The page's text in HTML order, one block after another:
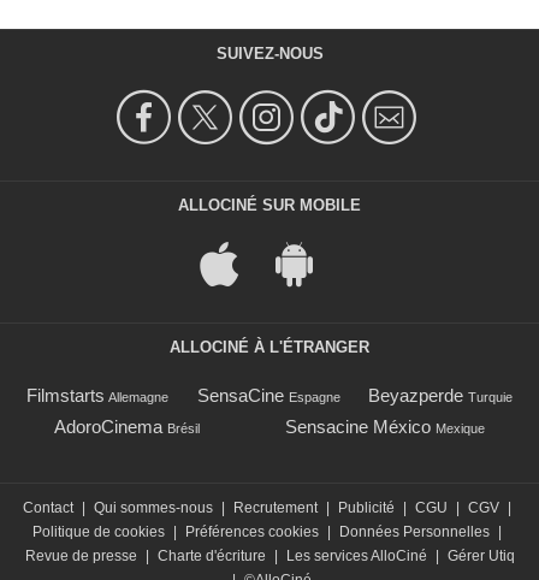
SUIVEZ-NOUS
ALLOCINÉ SUR MOBILE
ALLOCINÉ À L'ÉTRANGER
Filmstarts Allemagne SensaCine Espagne Beyazperde Turquie
AdoroCinema Brésil Sensacine México Mexique
Contact Qui sommes-nous Recrutement Publicité CGU CGV
Politique de cookies
Préférences cookies Données Personnelles
Revue de presse
Charte d'écriture Les services AlloCiné
Gérer Utiq